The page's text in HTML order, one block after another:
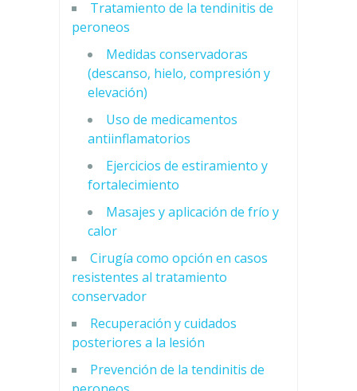
Tratamiento de la tendinitis de
peroneos
Medidas conservadoras
(descanso, hielo, compresión y
elevación)
Uso de medicamentos
antiinflamatorios
Ejercicios de estiramiento y
fortalecimiento
Masajes y aplicación de frío y
calor
Cirugía como opción en casos
resistentes al tratamiento
conservador
Recuperación y cuidados
posteriores a la lesión
Prevención de la tendinitis de